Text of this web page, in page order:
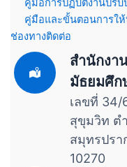
คู่มือและขั้นตอนการให้
ช่องทางติดต่อ
สำนักงา
มัธยมศึก
เลขที่ 34/
สุขุมวิท ต
สมุทรปรา
10270